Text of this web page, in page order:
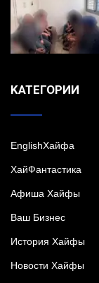
KАТЕГОРИИ
EnglishХайфа
XайФантастика
Афиша Хайфы
Ваш Бизнес
История Хайфы
Новости Хайфы